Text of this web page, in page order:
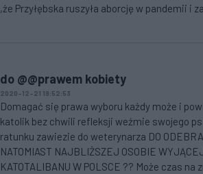
,że Przyłębska ruszyła aborcję w pandemii i
do @@prawem kobiety
2020-12-21 19:52:53
Domagać się prawa wyboru każdy może i
katolik bez chwili refleksji weźmie swojego
ratunku zawiezie do weterynarza DO
NATOMIAST NAJBLIŻSZEJ OSOBIE
KATOTALIBANU W POLSCE ?? Może czas